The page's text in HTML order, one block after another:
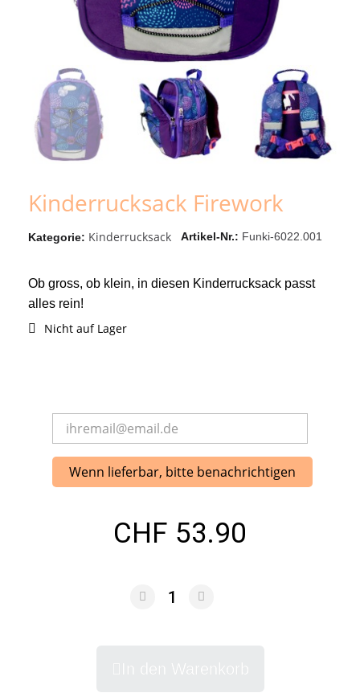
Kinderrucksack Firework
Kategorie Kinderrucksack Artikel-Nr. Funki-6022.001
Ob gross, ob klein, in diesen Kinderrucksack passt
alles rein!
Nicht auf Lager
Wenn lieferbar, bitte benachrichtigen
CHF 53.90